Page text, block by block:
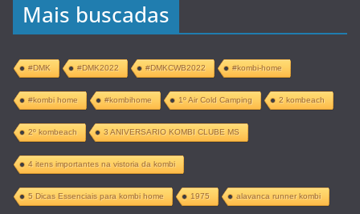
Mais buscadas
#DMK #DMK2022 #DMKCWB2022 #kombi-home
#kombi home #kombihome 1º Air Cold Camping 2 kombeach
2º kombeach 3 ANIVERSARIO KOMBI CLUBE MS
4 itens importantes na vistoria da kombi
5 Dicas Essenciais para kombi home 1975 alavanca runner kombi